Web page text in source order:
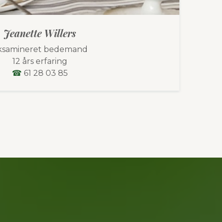
Ralf Willers
bedemand
12 års erfaring
☎ 61 28 03 86